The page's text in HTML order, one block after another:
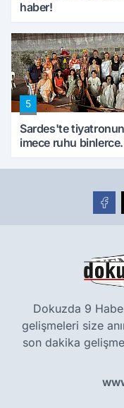
haber!
5
Sardes'te tiyatronun
imece ruhu binlerce
Dokuzda 9
gelişmeleri size
son dakika